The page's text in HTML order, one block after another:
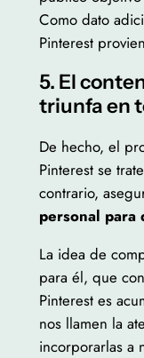
Como dato
Pinterest
5. El
triunfa en
De hecho, el
Pinterest se
contrario,
personal para
La idea de
para él, que
Pinterest es
nos llamen la
incorporarlas a